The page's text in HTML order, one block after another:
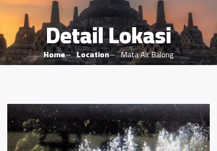
Detail Lokasi
Home Location Mata Air Balong